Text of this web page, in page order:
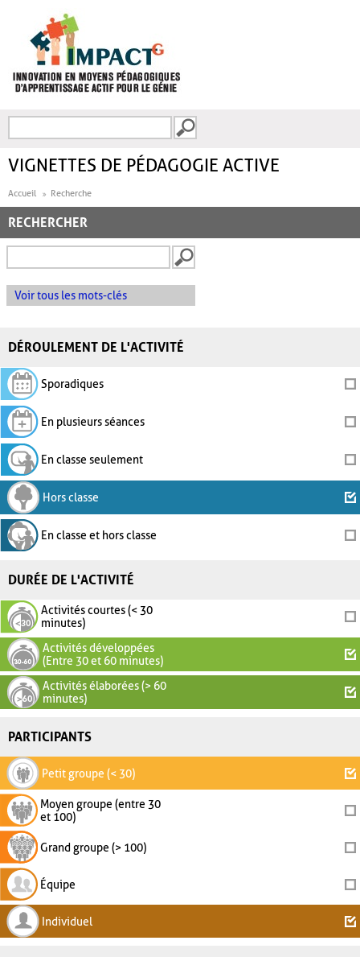
FORMULAIRE DE
VIGNETTES DE PÉDAGOGIE ACTIVE
Accueil Recherche
RECHERCHER
Voir tous les mots-clés
DÉROULEMENT DE L'ACTIVITÉ
Sporadiques
En plusieurs séances
En classe seulement
Hors classe
En classe et hors classe
DURÉE DE L'ACTIVITÉ
Activités courtes (< 30
minutes)
Activités développées
(Entre 30 et 60 minutes)
Activités élaborées (> 60
minutes)
PARTICIPANTS
Petit groupe (< 30)
Moyen groupe (entre 30
et 100)
Grand groupe (> 100)
Équipe
Individuel